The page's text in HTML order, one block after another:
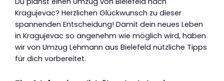
Kragujevac? Herzlichen Glückwunsch zu dieser
spannenden Entscheidung! Damit dein neues Leben
in Kragujevac so angenehm wie möglich wird, haben
wir von Umzug Lehmann aus Bielefeld nützliche Tipps
für dich vorbereitet.